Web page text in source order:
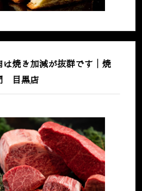
は焼き加減が抜群です｜焼
目黒店